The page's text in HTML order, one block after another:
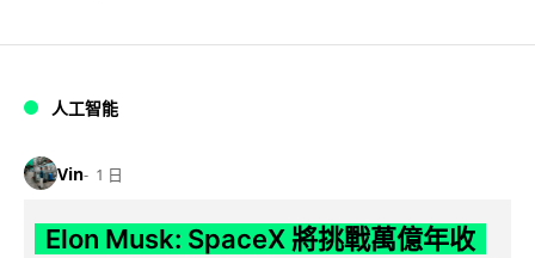
人工智能
Vin 1 日
Elon Musk: SpaceX 將挑戰萬億年收